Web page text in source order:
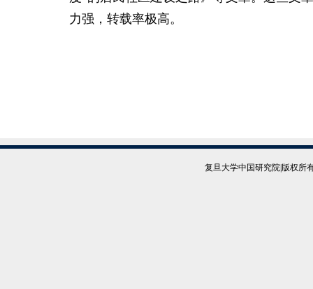
力强，转载率极高。
复旦大学中国研究院|版权所